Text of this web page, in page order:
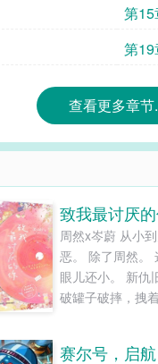
第15
第19
查看更多章节
致我最讨厌
周然x岑蔚 从小
恶。 除了周然。
眼儿还小。 新仇
破罐子破摔，拽
河。 简单的说，
赛尔号，启航